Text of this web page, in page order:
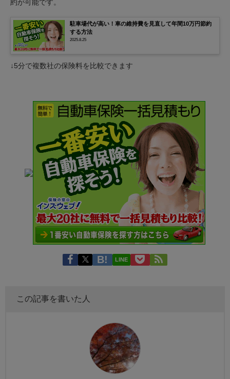
約が可能です。
駐車場代が高い！車の維持費を見直して年間10万円節約
する方法
2025.8.25
↓5分で複数社の保険料を比較できます
LINE
この記事を書いた人